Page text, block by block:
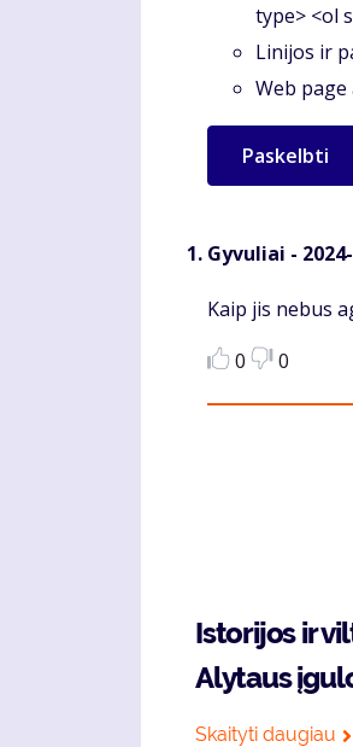
type> <ol
Linijos ir
Web
Gyvuliai -
Kaip jis nebus
0
0
Istorijos ir
Alytaus
Skaityti daugiau